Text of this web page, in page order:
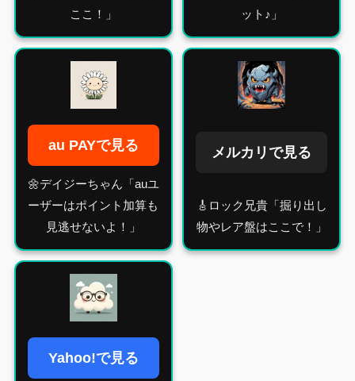
ここ！」
ット♪」
au PAYで見る
🌼デイジーちゃん「auユ
ーザーはポイント加算も
見逃せないよ！」
メルカリで見る
🎸ロック兄貴「掘り出し
物やレア盤はここで！」
Yahoo!で見る